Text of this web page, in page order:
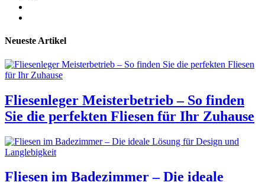
Neueste Artikel
Fliesenleger Meisterbetrieb – So finden
Sie die perfekten Fliesen für Ihr Zuhause
Fliesen im Badezimmer – Die ideale